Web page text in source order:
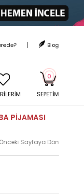
Blog
SEPETIM
0
PIJAMASI
Önceki Sayfaya Dön